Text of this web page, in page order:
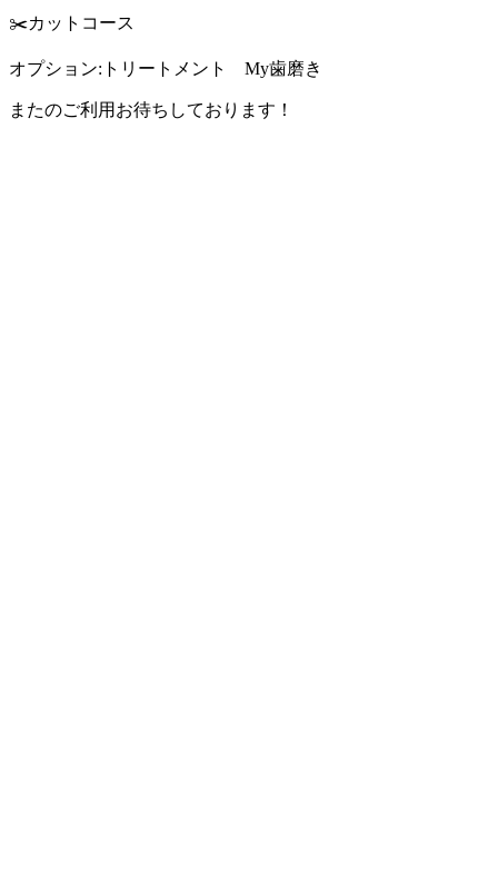
✂️カットコース
オプション: トリートメント My歯磨き
またのご利用お待ちしております！